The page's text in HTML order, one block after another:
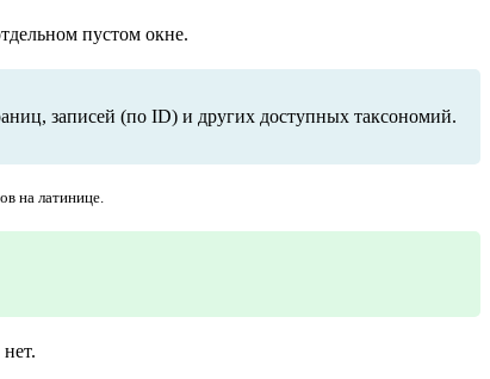
пустом окне.
записей (по ID) и других доступных таксономий.
на латинице.